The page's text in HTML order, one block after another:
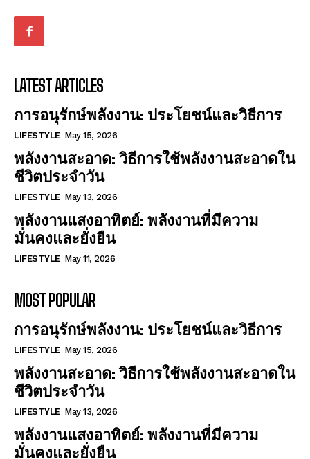
LATEST ARTICLES
การอนุรักษ์พลังงาน: ประโยชน์และวิธีการ
LIFESTYLE May 15, 2026
พลังงานสะอาด: วิธีการใช้พลังงานสะอาดใน
ชีวิตประจำวัน
LIFESTYLE May 13, 2026
พลังงานแสงอาทิตย์: พลังงานที่มีความ
มั่นคงและยั่งยืน
LIFESTYLE May 11, 2026
MOST POPULAR
การอนุรักษ์พลังงาน: ประโยชน์และวิธีการ
LIFESTYLE May 15, 2026
พลังงานสะอาด: วิธีการใช้พลังงานสะอาดใน
ชีวิตประจำวัน
LIFESTYLE May 13, 2026
พลังงานแสงอาทิตย์: พลังงานที่มีความ
มั่นคงและยั่งยืน